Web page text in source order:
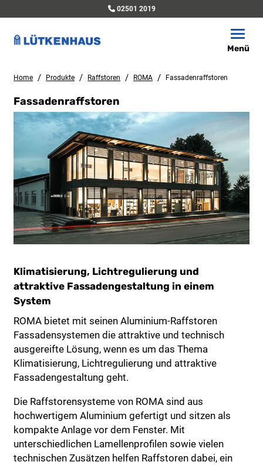
02501 2019
Menü
Home / Produkte / Raffstoren / ROMA / Fassadenraffstoren
Fassadenraffstoren
Klimatisierung, Lichtregulierung und
attraktive Fassadengestaltung in einem
System
ROMA bietet mit seinen Aluminium-Raffstoren
Fassadensystemen die attraktive und technisch
ausgereifte Lösung, wenn es um das Thema
Klimatisierung, Lichtregulierung und attraktive
Fassadengestaltung geht.
Die Raffstorensysteme von ROMA sind aus
hochwertigem Aluminium gefertigt und sitzen als
kompakte Anlage vor dem Fenster. Mit
unterschiedlichen Lamellenprofilen sowie vielen
technischen Zusätzen helfen Raffstoren dabei, ein